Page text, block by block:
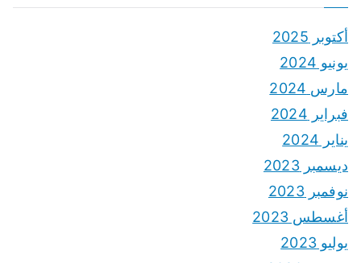
أكتوبر 2025
يونيو 2024
مارس 2024
فبراير 2024
يناير 2024
ديسمبر 2023
نوفمبر 2023
أغسطس 2023
يوليو 2023